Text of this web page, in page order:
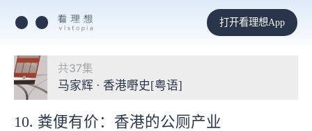
打开看理想App
共37集
马家辉 · 香港嘢史[粤语]
10. 粪便有价：香港的公厕产业